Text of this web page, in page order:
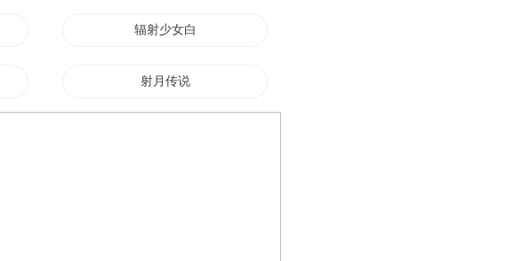
辐射少女白洁
射月传说